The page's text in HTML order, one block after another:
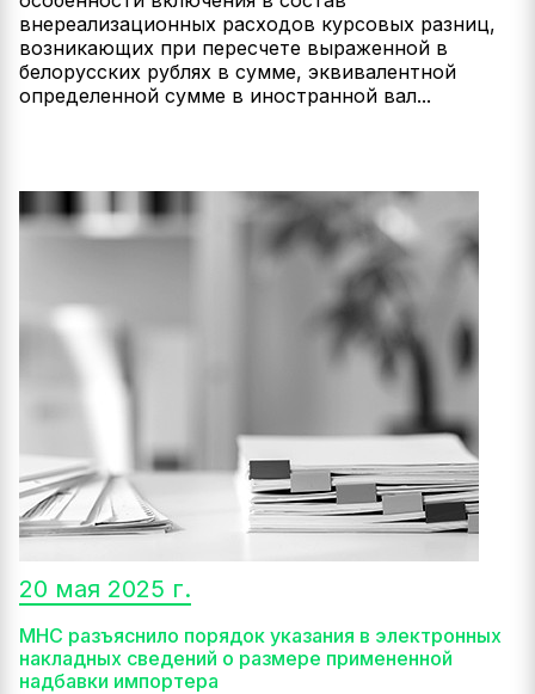
внереализационных расходов курсовых разниц,
возникающих при пересчете выраженной в
белорусских рублях в сумме, эквивалентной
определенной сумме в иностранной вал...
20 мая 2025 г.
МНС разъяснило порядок указания в электронных
накладных сведений о размере примененной
надбавки импортера